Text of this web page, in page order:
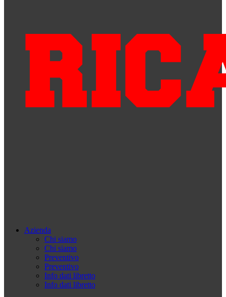
Azienda
Chi siamo
Chi siamo
Preventivo
Preventivo
Info dati libretto
Info dati libretto